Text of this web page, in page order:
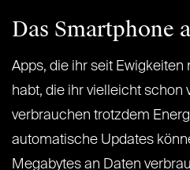
Das Smartphone
Apps, die ihr seit
habt, die ihr vielleicht schon
verbrauchen trotzdem
automatische Updates
Megabytes an Daten